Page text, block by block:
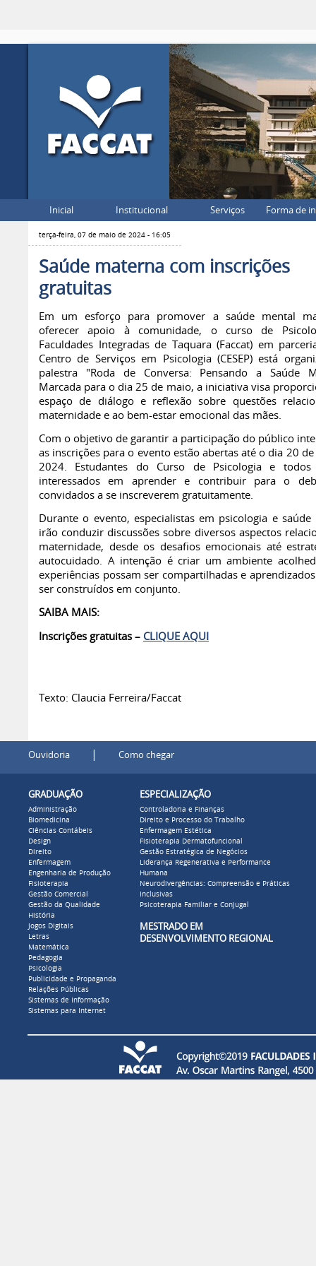
Inicial Institucional Serviços Forma de
terça-feira, 07 de maio de 2024 - 16:05
Saúde materna com inscrições
gratuitas
Em um esforço para promover a saúde mental
oferecer apoio à comunidade, o curso de
Faculdades Integradas de Taquara (Faccat) em
Centro de Serviços em Psicologia (CESEP) está
palestra "Roda de Conversa: Pensando a Saúde
Marcada para o dia 25 de maio, a iniciativa visa
espaço de diálogo e reflexão sobre questões
maternidade e ao bem-estar emocional das mães.
Com o objetivo de garantir a participação do público
as inscrições para o evento estão abertas até o dia 20
2024. Estudantes do Curso de Psicologia e todos
interessados em aprender e contribuir para o
convidados a se inscreverem gratuitamente.
Durante o evento, especialistas em psicologia e saúde
irão conduzir discussões sobre diversos aspectos
maternidade, desde os desafios emocionais até
autocuidado. A intenção é criar um ambiente
experiências possam ser compartilhadas e
ser construídos em conjunto.
SAIBA MAIS:
Inscrições gratuitas – CLIQUE AQUI
Texto: Claucia Ferreira/Faccat
Ouvidoria | Como chegar
GRADUAÇÃO
Administração
Biomedicina
Ciências Contábeis
Design
Direito
Enfermagem
Engenharia de Produção
Fisioterapia
Gestão Comercial
Gestão da Qualidade
História
Jogos Digitais
Letras
Matemática
Pedagogia
Psicologia
Publicidade e Propaganda
Relações Públicas
Sistemas de Informação
Sistemas para Internet
ESPECIALIZAÇÃO
Controladoria e Finanças
Direito e Processo do Trabalho
Enfermagem Estética
Fisioterapia Dermatofuncional
Gestão Estratégica de Negócios
Liderança Regenerativa e Performance
Humana
Neurodivergências: Compreensão e Práticas
Inclusivas
Psicoterapia Familiar e Conjugal
MESTRADO EM
DESENVOLVIMENTO REGIONAL